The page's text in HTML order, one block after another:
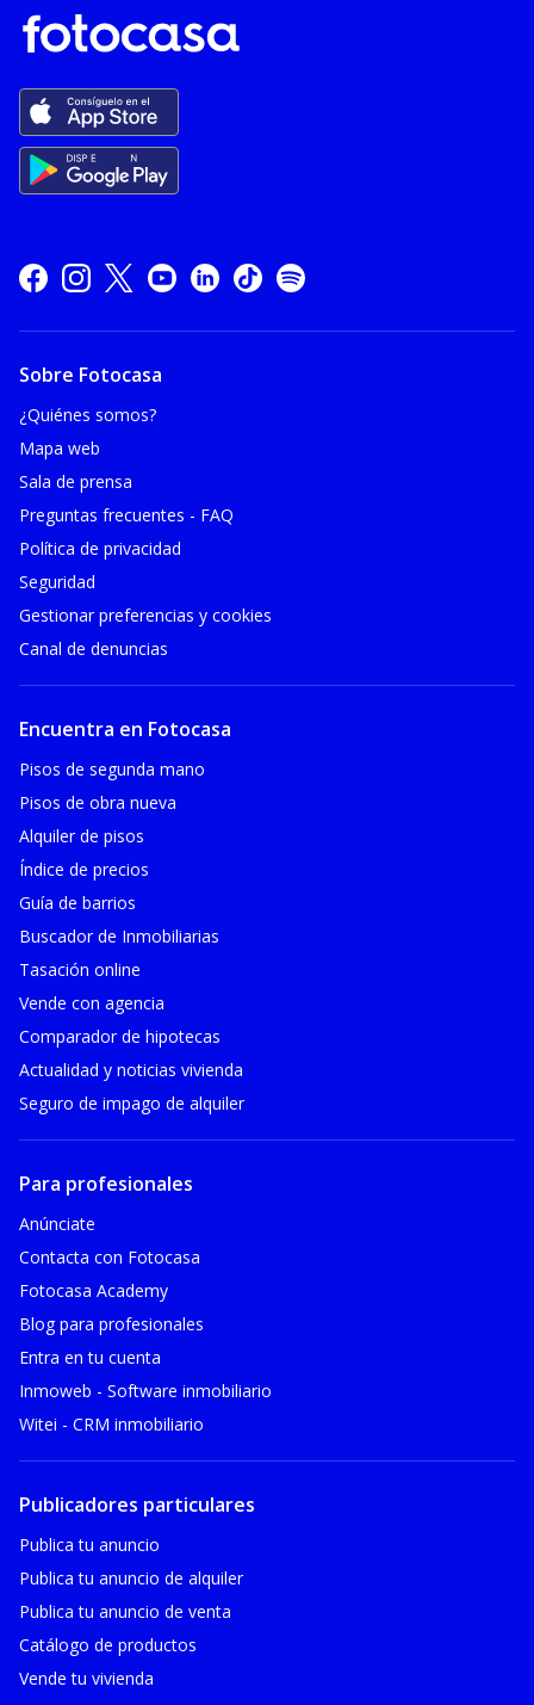
Sobre Fotocasa
¿Quiénes somos?
Mapa web
Sala de prensa
Preguntas frecuentes - FAQ
Política de privacidad
Seguridad
Gestionar preferencias y cookies
Canal de denuncias
Encuentra en Fotocasa
Pisos de segunda mano
Pisos de obra nueva
Alquiler de pisos
Índice de precios
Guía de barrios
Buscador de Inmobiliarias
Tasación online
Vende con agencia
Comparador de hipotecas
Actualidad y noticias vivienda
Seguro de impago de alquiler
Para profesionales
Anúnciate
Contacta con Fotocasa
Fotocasa Academy
Blog para profesionales
Entra en tu cuenta
Inmoweb - Software inmobiliario
Witei - CRM inmobiliario
Publicadores particulares
Publica tu anuncio
Publica tu anuncio de alquiler
Publica tu anuncio de venta
Catálogo de productos
Vende tu vivienda